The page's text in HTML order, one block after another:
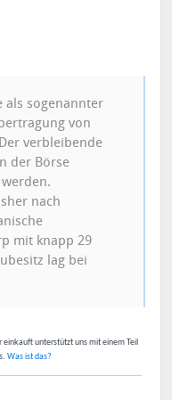
als sogenannter
von
verbleibende
der Börse
nach
mit knapp 29
lag bei
unterstützt uns mit einem Teil
Was ist das?